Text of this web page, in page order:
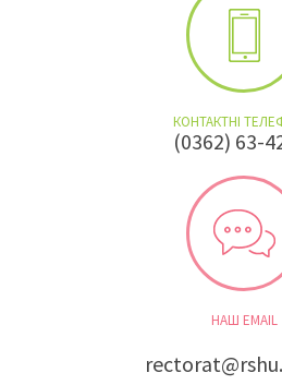
КОНТАКТНІ
(0362) 63-
НАШ EMAIL